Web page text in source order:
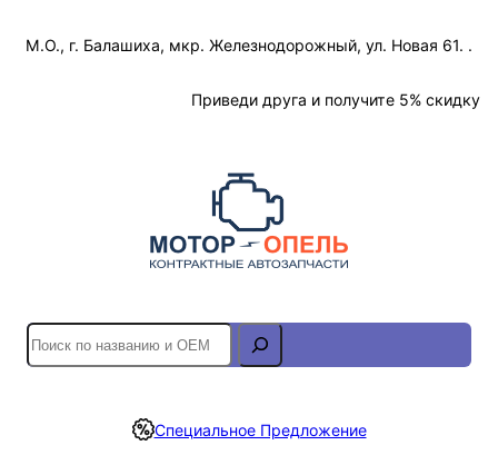
М.О., г. Балашиха, мкр. Железнодорожный, ул. Новая 61. .
Приведи друга и получите 5% скидку
S
e
r
Специальное Предложение